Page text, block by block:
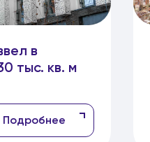
в
тыс. кв. м
Подробнее